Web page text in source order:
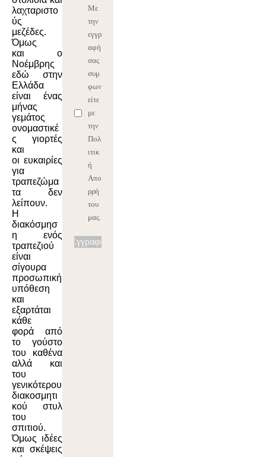
λαχταριστο
ύς
μεζέδες.
Όμως
και ο
Νοέμβρης
εδώ στην
Ελλάδα
είναι ένας
μήνας
γεμάτος
ονομαστικέ
ς γιορτές
και
οι ευκαιρίες
για
τραπεζώμα
τα δεν
λείπουν.
Η
διακόσμησ
η ενός
τραπεζιού
είναι
σίγουρα
προσωπική
υπόθεση
και
εξαρτάται
κάθε
φορά από
το γούστο
του καθένα
αλλά και
του
γενικότερου
διακοσμητι
κού στυλ
του
σπιτιού.
Όμως ιδέες
και σκέψεις
Εγγραφή
Με
την
εγγρ
αφή
σας
συμ
φων
είτε
με
την
Πολ
ιτικ
ή
Απο
ρρή
του
μας.